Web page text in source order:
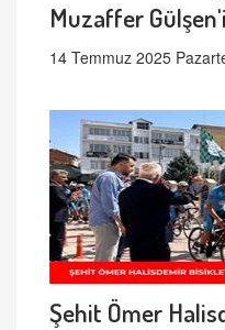
Muzaffer
14 Temmuz 2025
Şehit Ömer